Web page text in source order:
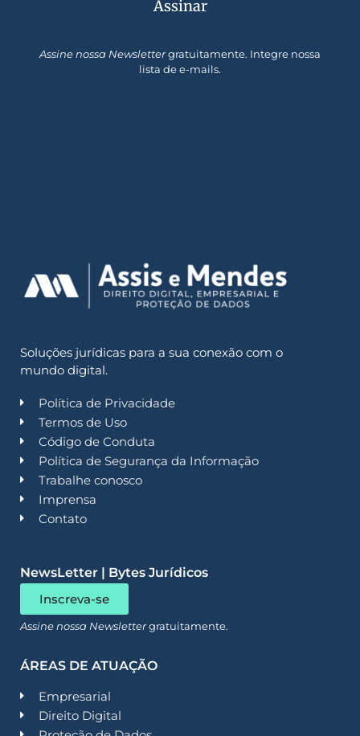
Assinar
Assine nossa Newslettergratuitamente. Integre nossa
lista de e-mails.
Soluções jurídicas para a sua conexão com o
mundo digital.
Política de Privacidade
Termos de Uso
Código de Conduta
Política de Segurança da Informação
Trabalhe conosco
Imprensa
Contato
NewsLetter | Bytes Jurídicos
Inscreva-se
Assine nossa Newslettergratuitamente.
ÁREAS DE ATUAÇÃO
Empresarial
Direito Digital